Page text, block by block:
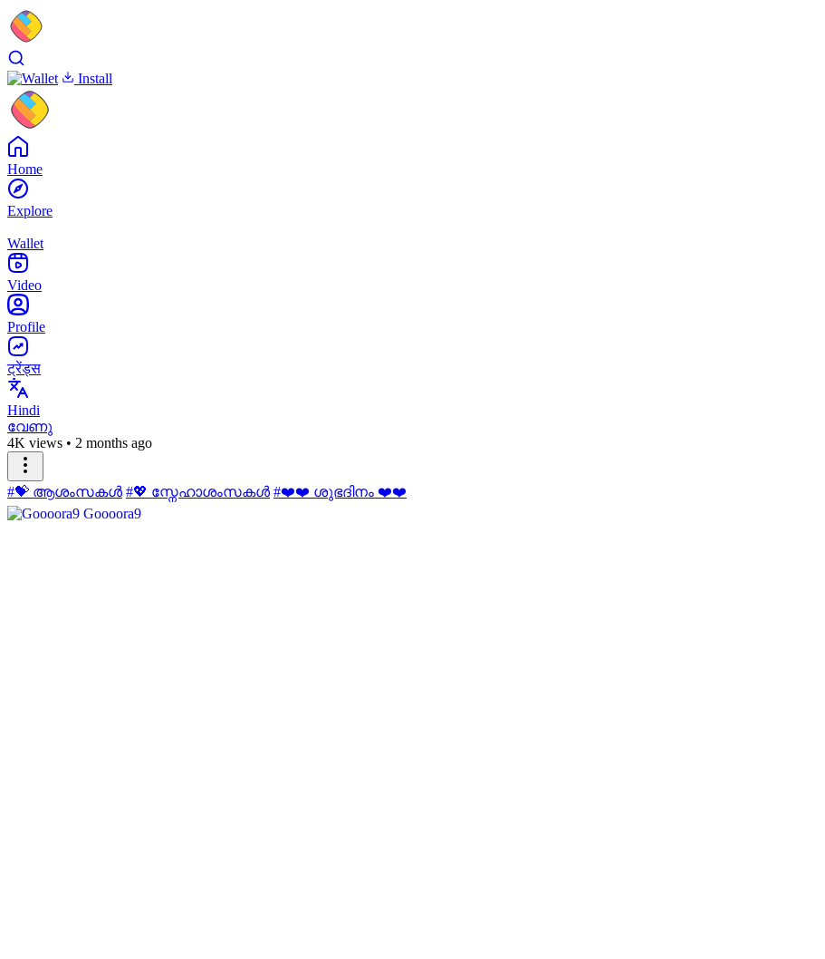
Install
Home
Explore
Wallet
Video
Profile
ट्रेंड्स
Hindi
വേണു
4K views • 2 months ago
#💝 ആശംസകള്‍ #💖 സ്നേഹാശംസകൾ #❤️❤️ ശുഭദിനം ❤️❤️